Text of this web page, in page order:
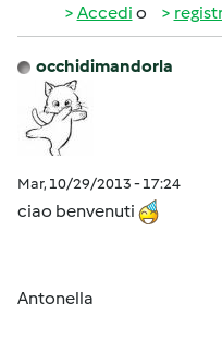
Accedi o
occhidimandorla
Mar, 10/29/2013 - 17:24
ciao benvenuti
Antonella